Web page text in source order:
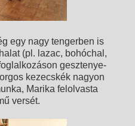
egy nagy tengerben is
(pl. lazac, bohóchal,
gesztenye-
kezecskék nagyon
Marika felolvasta
versét.